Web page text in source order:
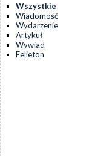
Wszystkie
Wiadomość
Wydarzenie
Artykuł
Wywiad
Felieton